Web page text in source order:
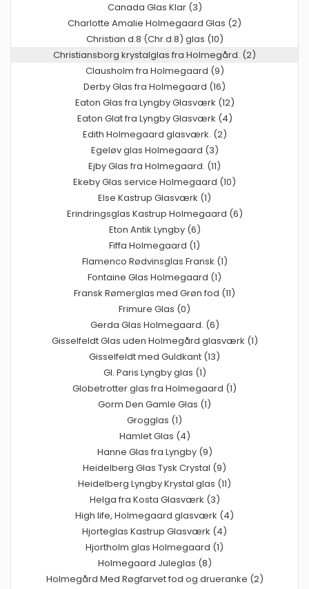
Canada Glas Klar (3)
Charlotte Amalie Holmegaard Glas (2)
Christian d.8 (Chr.d.8) glas (10)
Christiansborg krystalglas fra Holmegård. (2)
Clausholm fra Holmegaard (9)
Derby Glas fra Holmegaard (16)
Eaton Glas fra Lyngby Glasværk (12)
Eaton Glat fra Lyngby Glasværk (4)
Edith Holmegaard glasværk. (2)
Egeløv glas Holmegaard (3)
Ejby Glas fra Holmegaard. (11)
Ekeby Glas service Holmegaard (10)
Else Kastrup Glasværk (1)
Erindringsglas Kastrup Holmegaard (6)
Eton Antik Lyngby (6)
Fiffa Holmegaard (1)
Flamenco Rødvinsglas Fransk (1)
Fontaine Glas Holmegaard (1)
Fransk Rømerglas med Grøn fod (11)
Frimure Glas (0)
Gerda Glas Holmegaard. (6)
Gisselfeldt Glas uden Holmegård glasværk (1)
Gisselfeldt med Guldkant (13)
Gl. Paris Lyngby glas (1)
Globetrotter glas fra Holmegaard (1)
Gorm Den Gamle Glas (1)
Grogglas (1)
Hamlet Glas (4)
Hanne Glas fra Lyngby (9)
Heidelberg Glas Tysk Crystal (9)
Heidelberg Lyngby Krystal glas (11)
Helga fra Kosta Glasværk (3)
High life, Holmegaard glasværk (4)
Hjorteglas Kastrup Glasværk (4)
Hjortholm glas Holmegaard (1)
Holmegaard Juleglas (8)
Holmegård Med Røgfarvet fod og drueranke (2)